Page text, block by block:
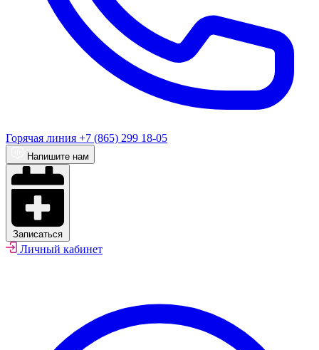
Горячая линия +7 (865) 299 18-05
Напишите нам
Записаться
Личный кабинет